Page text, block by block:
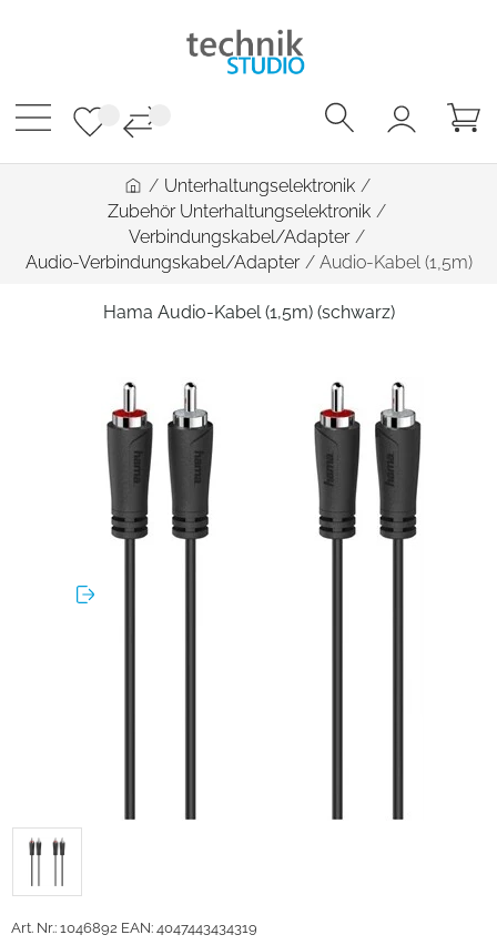
/ Unterhaltungselektronik /
Zubehör Unterhaltungselektronik /
Verbindungskabel/Adapter /
Audio-Verbindungskabel/Adapter / Audio-Kabel (1,5m)
Hama Audio-Kabel (1,5m) (schwarz)
Art. Nr.: 1046892 EAN: 4047443434319